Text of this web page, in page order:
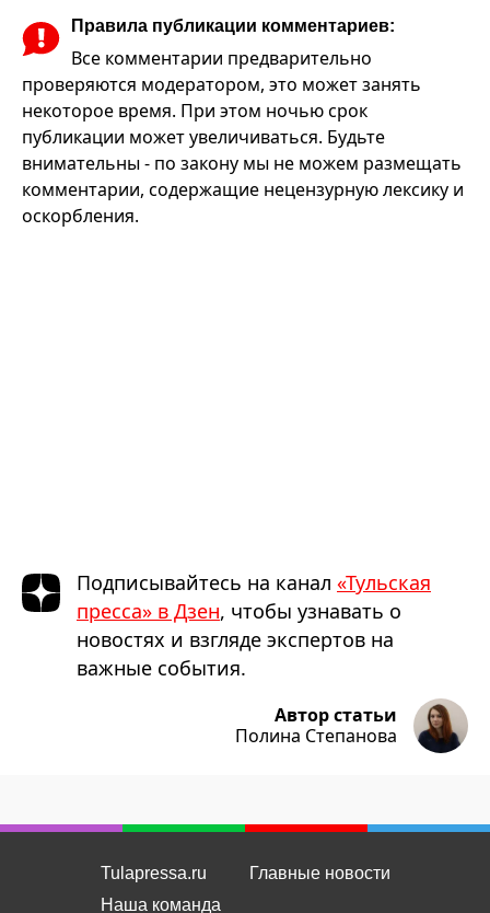
Правила публикации комментариев:
Все комментарии предварительно
проверяются модератором, это может занять
некоторое время. При этом ночью срок
публикации может увеличиваться. Будьте
внимательны - по закону мы не можем размещать
комментарии, содержащие нецензурную лексику и
оскорбления.
Подписывайтесь на канал «Тульская
пресса» в Дзен, чтобы узнавать о
новостях и взгляде экспертов на
важные события.
Автор статьи
Полина Степанова
Tulapressa.ru
Наша команда
Главные новости